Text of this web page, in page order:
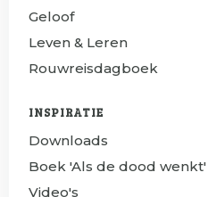
Geloof
Leven & Leren
Rouwreisdagboek
INSPIRATIE
Downloads
Boek 'Als de dood wenkt'
Video's